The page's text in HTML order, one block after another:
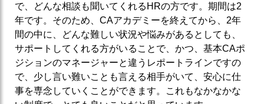
で、どんな相談も聞いてくれるHRの方です。期間は2
年です。そのため、CAアカデミーを終えてから、2年
間の中に、どんな難しい状況や悩みがあるとしても、
サポートしてくれる方がいることで、かつ、基本CAポ
ジションのマネージャーと違うレポートラインですの
で、少し言い難いことも言える相手がいて、安心に仕
事を専念していくことができます。これもなかなかな